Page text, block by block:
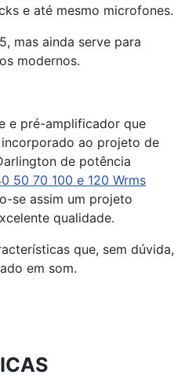
e até mesmo microfones.
mas ainda serve para
modernos.
e pré-amplificador que
ao projeto de
de potência
50 70 100 e 120 Wrms
se assim um projeto
qualidade.
que, sem dúvida,
em som.